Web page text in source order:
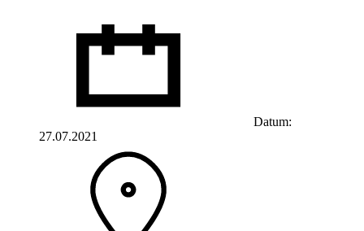
Datum:
27.07.2021